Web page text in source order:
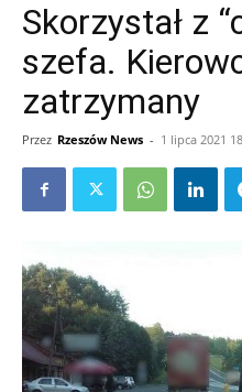
Skorzystał z
szefa.
zatrzymany
Przez Rzeszów News - 1 lipca 2021